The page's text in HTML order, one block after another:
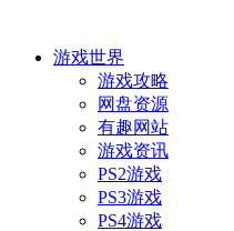
游戏世界
游戏攻略
网盘资源
有趣网站
游戏资讯
PS2游戏
PS3游戏
PS4游戏